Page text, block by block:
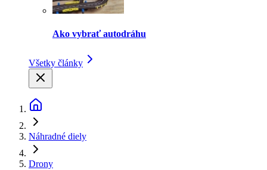
Ako vybrať autodráhu
Všetky články
Náhradné diely
Drony